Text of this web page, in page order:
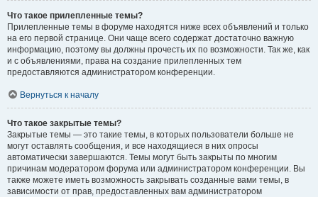
Что такое прилепленные темы?
Прилепленные темы в форуме находятся ниже всех объявлений и только
на его первой странице. Они чаще всего содержат достаточно важную
информацию, поэтому вы должны прочесть их по возможности. Так же, как
и с объявлениями, права на создание прилепленных тем
предоставляются администратором конференции.
Вернуться к началу
Что такое закрытые темы?
Закрытые темы — это такие темы, в которых пользователи больше не
могут оставлять сообщения, и все находящиеся в них опросы
автоматически завершаются. Темы могут быть закрыты по многим
причинам модератором форума или администратором конференции. Вы
также можете иметь возможность закрывать созданные вами темы, в
зависимости от прав, предоставленных вам администратором